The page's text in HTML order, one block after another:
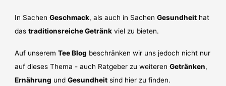
In SachenGeschmack, als auch in SachenGesundheit hat
dastraditionsreiche Getränk viel zu bieten.
Auf unseremTee Blog beschränken wir uns jedoch nicht nur
auf dieses Thema - auch Ratgeber zu weiterenGetränken,
Ernährung undGesundheit sind hier zu finden.